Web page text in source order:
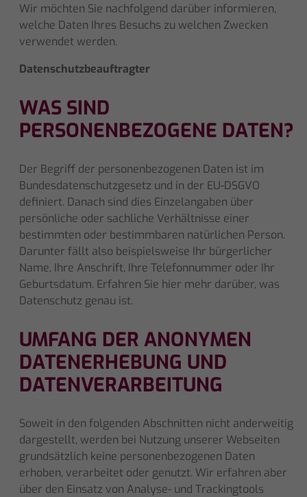
Wir möchten Sie nachfolgend darüber informieren,
welche Daten Ihres Besuchs zu welchen Zwecken
verwendet werden.
Datenschutzbeauftragter
WAS SIND
PERSONENBEZOGENE DATEN?
Der Begriff der personenbezogenen Daten ist im
Bundesdatenschutzgesetz und in der EU-DSGVO
definiert. Danach sind dies Einzelangaben über
persönliche oder sachliche Verhältnisse einer
bestimmten oder bestimmbaren natürlichen Person.
Darunter fällt also beispielsweise Ihr bürgerlicher
Name, Ihre Anschrift, Ihre Telefonnummer oder Ihr
Geburtsdatum. Erfahren Sie hier mehr darüber, was
Datenschutz genau ist.
UMFANG DER ANONYMEN
DATENERHEBUNG UND
DATENVERARBEITUNG
Soweit in den folgenden Abschnitten nicht anderweitig
dargestellt, werden bei Nutzung unserer Webseiten
grundsätzlich keine personenbezogenen Daten
erhoben, verarbeitet oder genutzt. Wir erfahren aber
über den Einsatz von Analyse- und Trackingtools